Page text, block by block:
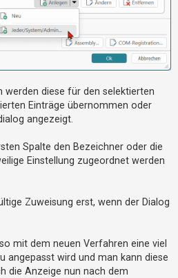
werden diese für den selektierten
Einträge übernommen oder
angezeigt.
Spalte den Bezeichner oder die
Einstellung zugeordnet werden
Zuweisung erst, wenn der Dialog
mit dem neuen Verfahren eine viel
angepasst wird und man kann diese
die Anzeige nun nach dem